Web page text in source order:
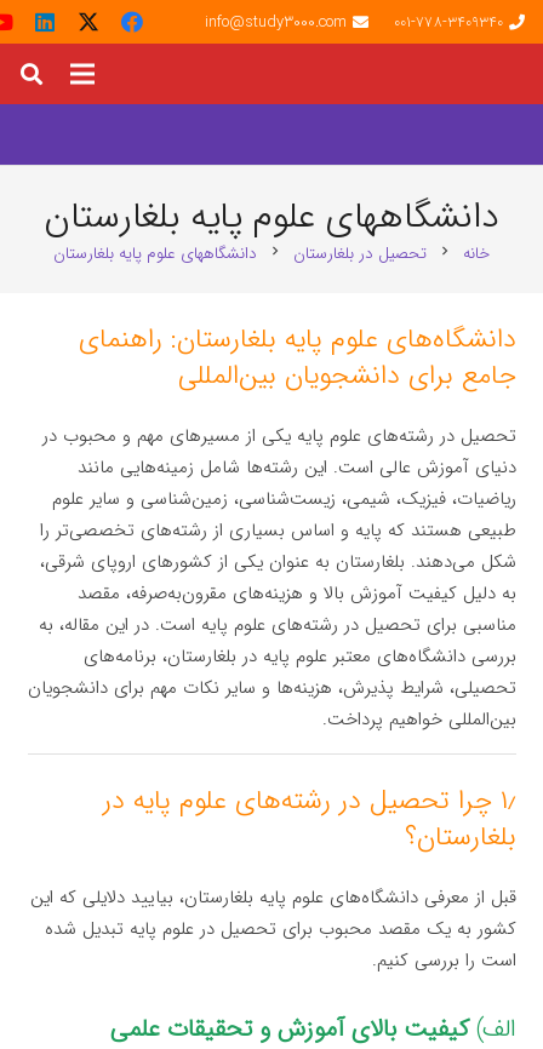
001-778-3409340
info@study3000.com
دانشگاههای علوم پایه بلغارستان
خانه chevron_right تحصیل در بلغارستان chevron_right دانشگاههای علوم پایه بلغارستان
دانشگاه‌های علوم پایه بلغارستان: راهنمای
جامع برای دانشجویان بین‌المللی
تحصیل در رشته‌های علوم پایه یکی از مسیرهای مهم و محبوب در
دنیای آموزش عالی است. این رشته‌ها شامل زمینه‌هایی مانند
ریاضیات، فیزیک، شیمی، زیست‌شناسی، زمین‌شناسی و سایر علوم
طبیعی هستند که پایه و اساس بسیاری از رشته‌های تخصصی‌تر را
شکل می‌دهند. بلغارستان به عنوان یکی از کشورهای اروپای شرقی،
به دلیل کیفیت آموزش بالا و هزینه‌های مقرون‌به‌صرفه، مقصد
مناسبی برای تحصیل در رشته‌های علوم پایه است. در این مقاله، به
بررسی دانشگاه‌های معتبر علوم پایه در بلغارستان، برنامه‌های
تحصیلی، شرایط پذیرش، هزینه‌ها و سایر نکات مهم برای دانشجویان
بین‌المللی خواهیم پرداخت.
۱٫ چرا تحصیل در رشته‌های علوم پایه در
بلغارستان؟
قبل از معرفی دانشگاه‌های علوم پایه بلغارستان، بیایید دلایلی که این
کشور به یک مقصد محبوب برای تحصیل در علوم پایه تبدیل شده
است را بررسی کنیم.
الف)کیفیت بالای آموزش و تحقیقات علمی